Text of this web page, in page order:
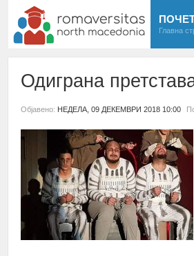
Главна
Одиграна
Објавено: НЕДЕЛА, 09 ДЕКЕМВРИ 2018 10:00